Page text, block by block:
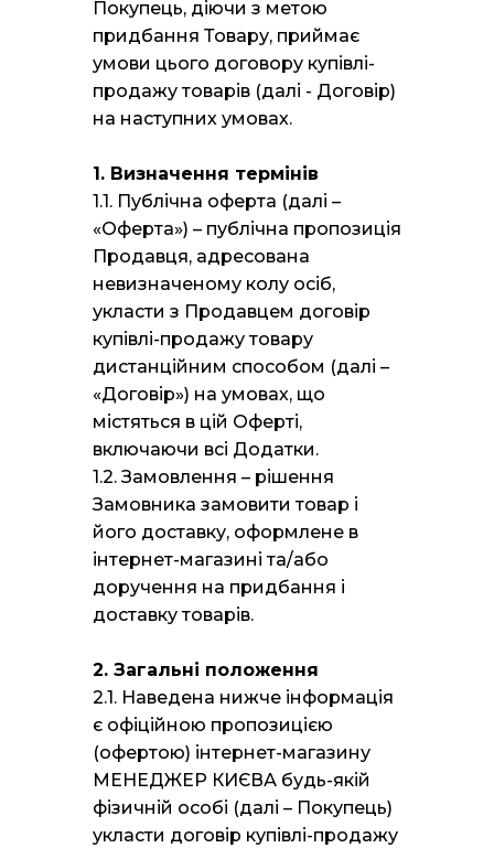
Покупець, діючи з метою
придбання Товару, приймає
умови цього договору купівлі-
продажу товарів (далі - Договір)
на наступних умовах.
1. Визначення термінів
1.1. Публічна оферта (далі –
«Оферта») – публічна пропозиція
Продавця, адресована
невизначеному колу осіб,
укласти з Продавцем договір
купівлі-продажу товару
дистанційним способом (далі –
«Договір») на умовах, що
містяться в цій Оферті,
включаючи всі Додатки.
1.2. Замовлення – рішення
Замовника замовити товар і
його доставку, оформлене в
інтернет-магазині та/або
доручення на придбання і
доставку товарів.
2. Загальні положення
2.1. Наведена нижче інформація
є офіційною пропозицією
(офертою) інтернет-магазину
МЕНЕДЖЕР КИЄВА будь-якій
фізичній особі (далі – Покупець)
укласти договір купівлі-продажу